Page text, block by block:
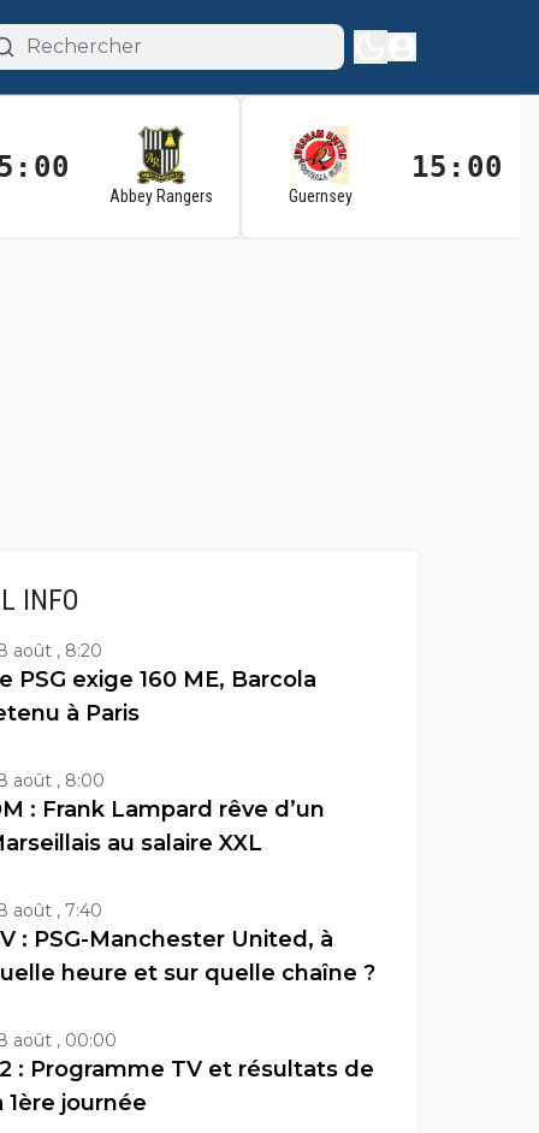
Abbey Rangers Guernsey
15:00
INFO
août , 8:20
PSG exige 160 ME, Barcola
à Paris
août , 8:00
: Frank Lampard rêve d’un
au salaire XXL
août , 7:40
: PSG-Manchester United, à
heure et sur quelle chaîne ?
août , 00:00
: Programme TV et résultats de
1ère journée